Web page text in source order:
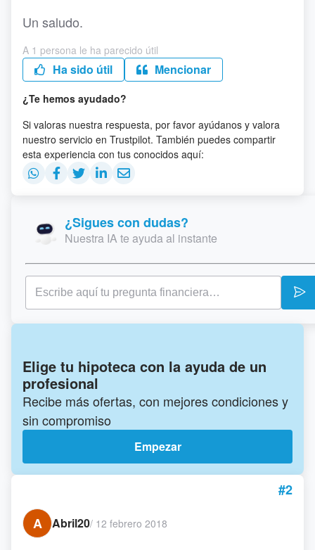
Un saludo.
A 1 persona le ha parecido útil
Ha sido útil Mencionar
¿Te hemos ayudado?
Si valoras nuestra respuesta, por favor ayúdanos y valora
nuestro servicio en Trustpilot. También puedes compartir
esta experiencia con tus conocidos aquí:
¿Sigues con dudas?
Nuestra IA te ayuda al instante
Elige tu hipoteca con la ayuda de un
profesional
Recibe más ofertas, con mejores condiciones y
sin compromiso
Empezar
#2
A
Abril20/ 12 febrero 2018